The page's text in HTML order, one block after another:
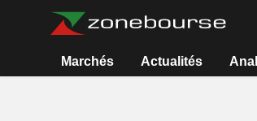
Marchés Actualités